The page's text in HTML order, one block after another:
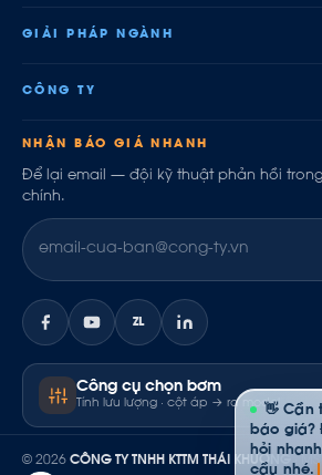
GIẢI PHÁP NGÀNH
CÔNG TY
NHẬN BÁO GIÁ NHANH
Để lại email — đội kỹ thuật phản hồi
chính.
ZL
Công cụ chọn bơm
Tính lưu lượng · cột áp → ra model
© 2026 CÔNG TY TNHH KTTM THÁI KHƯƠNG ·
👋 Cần
báo giá?
hỏi
cầu nhé.